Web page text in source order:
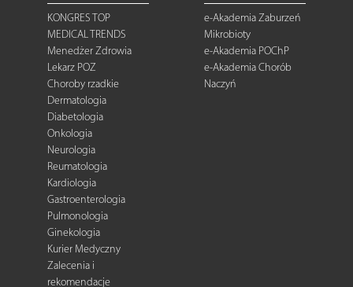
KONGRES TOP
MEDICAL TRENDS
Menedżer Zdrowia
Lekarz POZ
Choroby rzadkie
Dermatologia
Diabetologia
Onkologia
Neurologia
Reumatologia
Kardiologia
Gastroenterologia
Pulmonologia
Ginekologia
Kurier Medyczny
Zalecenia i
rekomendacje
e-Akademia Zaburzeń
Mikrobioty
e-Akademia POChP
e-Akademia Chorób
Naczyń